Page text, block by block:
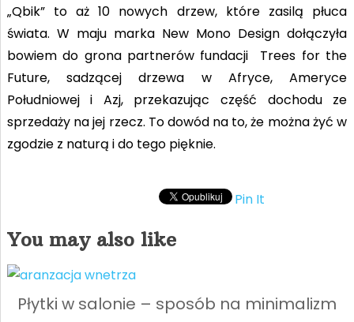
„Qbik” to aż 10 nowych drzew, które zasilą płuca
świata. W maju marka New Mono Design dołączyła
bowiem do grona partnerów fundacji Trees for the
Future, sadzącej drzewa w Afryce, Ameryce
Południowej i Azj, przekazując część dochodu ze
sprzedaży na jej rzecz. To dowód na to, że można żyć w
zgodzie z naturą i do tego pięknie.
Pin It
You may also like
Płytki w salonie – sposób na minimalizm